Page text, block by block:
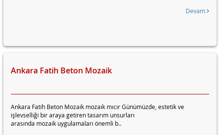
Devam
Ankara Fatih Beton Mozaik
Ankara Fatih Beton Mozaik mozaik mıcır Günümüzde, estetik ve
işlevselliği bir araya getiren tasarım unsurları
arasında mozaik uygulamaları önemli b..